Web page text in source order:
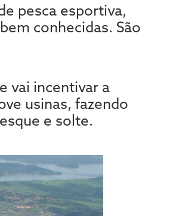
pesca esportiva,
conhecidas. São
vai incentivar a
usinas, fazendo
e solte.